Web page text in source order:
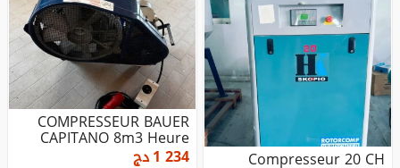
Compresseur 20 CH
COMPRESSEUR BAUER
CAPITANO 8m3 Heure
1 234دج